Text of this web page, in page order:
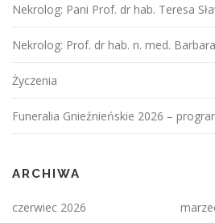
Nekrolog: Pani Prof. dr hab. Teresa
Nekrolog: Prof. dr hab. n. med.
Życzenia
Funeralia Gnieźnieńskie 2026 –
ARCHIWA
czerwiec 2026